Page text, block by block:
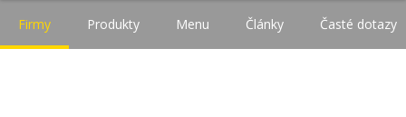
Firmy Produkty Menu Články Časté dotazy